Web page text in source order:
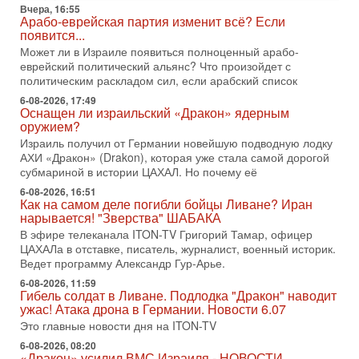
Голоса русскоязычных репатриантов не раз кардинально
меняли политический ландшафт Израиля. Достаточно
вспомнить взлет партии «Исраэль ба-алия», когда
31-07-2026, 17:00
Тайны закрытых дверей: о чём на самом деле
молчат Трамп и Нетаньяху?
Недавний визит премьер-министра Израиля Биньямина
Нетаньяху в США и его встреча с Дональдом Трампом
оставили больше вопросов, чем ответов. Полная
31-07-2026, 15:18
Иран готовит покушение на Нетаниягу! Трамп не
хочет эскалации, но КСИР готовит взрыв!
В эфире телеканала ITON-TV СЕРГЕЙ МИГДАЛЬ, эксперт
по вопросам безопасности, офицер запаса
Международного управления полиции Израиля, автор
31-07-2026, 09:02
Битва за разоружение ХАМАСа - НОВОСТИ
31/07/2026
Сегодня президент США Дональд Трамп заявил о
достижении исторического соглашения о полном
разоружении ХАМАСа и других вооруженных группировок в
30-07-2026, 17:59
Вчера, 16:55
Арабо-еврейская партия изменит всё? Если
появится...
Может ли в Израиле появиться полноценный арабо-
еврейский политический альянс? Что произойдет с
политическим раскладом сил, если арабский список
6-08-2026, 17:49
Оснащен ли израильский «Дракон» ядерным
оружием?
Израиль получил от Германии новейшую подводную лодку
АХИ «Дракон» (Drakon), которая уже стала самой дорогой
субмариной в истории ЦАХАЛ. Но почему её
6-08-2026, 16:51
Как на самом деле погибли бойцы Ливане? Иран
нарывается! "Зверства" ШАБАКА
В эфире телеканала ITON-TV Григорий Тамар, офицер
ЦАХАЛа в отставке, писатель, журналист, военный историк.
Ведет программу Александр Гур-Арье.
6-08-2026, 11:59
Гибель солдат в Ливане. Подлодка "Дракон" наводит
ужас! Атака дрона в Германии. Новости 6.07
Это главные новости дня на ITON-TV
6-08-2026, 08:20